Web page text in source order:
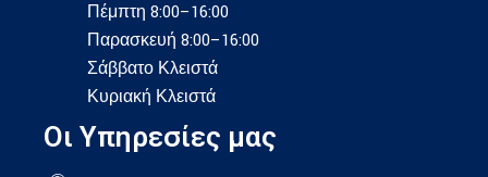
Πέμπτη 8:00–16:00
Παρασκευή 8:00–16:00
Σάββατο Κλειστά
Κυριακή Κλειστά
Οι Υπηρεσίες μας